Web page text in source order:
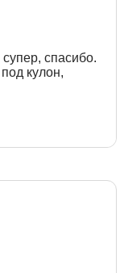
спасибо.
кулон,